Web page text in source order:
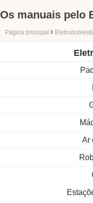
Os manuais pelo
Página principal ›
Ar